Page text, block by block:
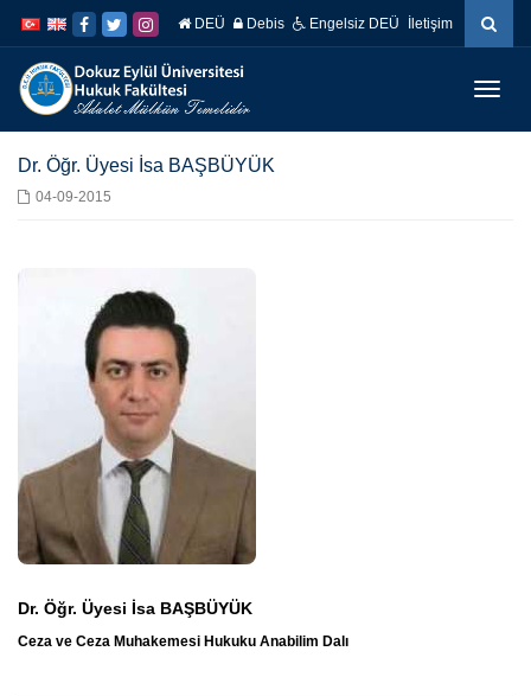
atla
Navigasyona
atla
DEÜ Debis Engelsiz DEÜ İletişim
Dr. Öğr. Üyesi İsa BAŞBÜYÜK
04-09-2015
Dr. Öğr. Üyesi İsa BAŞBÜYÜK
Ceza ve Ceza Muhakemesi Hukuku Anabilim Dalı